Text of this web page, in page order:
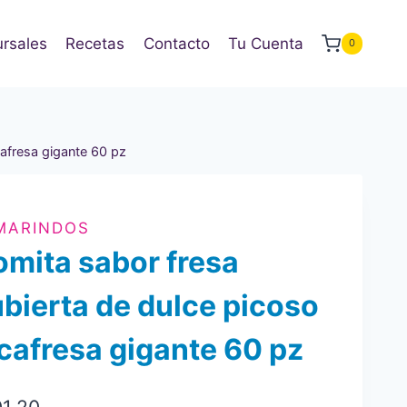
Recetas Contacto Tu Cuenta 0
gigante 60 pz
sabor fresa
de dulce picoso
gigante 60 pz